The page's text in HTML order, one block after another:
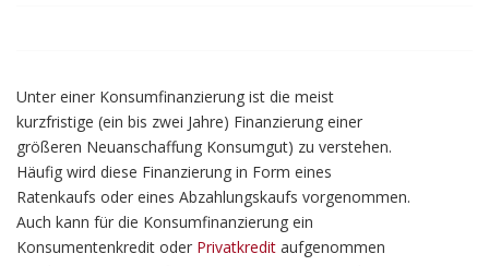
Unter einer Konsumfinanzierung ist die meist
kurzfristige (ein bis zwei Jahre) Finanzierung einer
größeren Neuanschaffung Konsumgut) zu verstehen.
Häufig wird diese Finanzierung in Form eines
Ratenkaufs oder eines Abzahlungskaufs vorgenommen.
Auch kann für die Konsumfinanzierung ein
Konsumentenkredit oder Privatkredit aufgenommen